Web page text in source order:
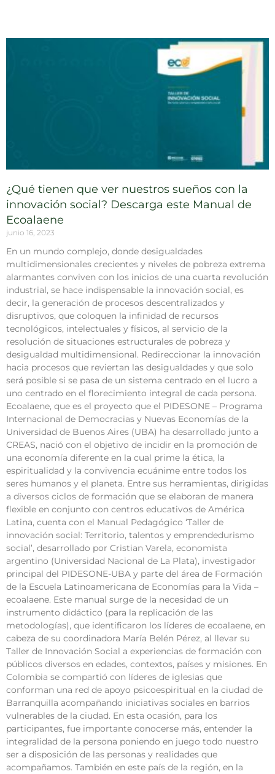
¿Qué tienen que ver nuestros sueños con la
innovación social? Descarga este Manual de
Ecoalaene
junio 16, 2023
En un mundo complejo, donde desigualdades
multidimensionales crecientes y niveles de pobreza extrema
alarmantes conviven con los inicios de una cuarta revolución
industrial, se hace indispensable la innovación social, es
decir, la generación de procesos descentralizados y
disruptivos, que coloquen la infinidad de recursos
tecnológicos, intelectuales y físicos, al servicio de la
resolución de situaciones estructurales de pobreza y
desigualdad multidimensional. Redireccionar la innovación
hacia procesos que reviertan las desigualdades y que solo
será posible si se pasa de un sistema centrado en el lucro a
uno centrado en el florecimiento integral de cada persona.
Ecoalaene, que es el proyecto que el PIDESONE – Programa
Internacional de Democracias y Nuevas Economías de la
Universidad de Buenos Aires (UBA) ha desarrollado junto a
CREAS, nació con el objetivo de incidir en la promoción de
una economía diferente en la cual prime la ética, la
espiritualidad y la convivencia ecuánime entre todos los
seres humanos y el planeta. Entre sus herramientas, dirigidas
a diversos ciclos de formación que se elaboran de manera
flexible en conjunto con centros educativos de América
Latina, cuenta con el Manual Pedagógico ‘Taller de
innovación social: Territorio, talentos y emprendedurismo
social’, desarrollado por Cristian Varela, economista
argentino (Universidad Nacional de La Plata), investigador
principal del PIDESONE-UBA y parte del área de Formación
de la Escuela Latinoamericana de Economías para la Vida –
ecoalaene. Este manual surge de la necesidad de un
instrumento didáctico (para la replicación de las
metodologías), que identificaron los líderes de ecoalaene, en
cabeza de su coordinadora María Belén Pérez, al llevar su
Taller de Innovación Social a experiencias de formación con
públicos diversos en edades, contextos, países y misiones. En
Colombia se compartió con líderes de iglesias que
conforman una red de apoyo psicoespiritual en la ciudad de
Barranquilla acompañando iniciativas sociales en barrios
vulnerables de la ciudad. En esta ocasión, para los
participantes, fue importante conocerse más, entender la
integralidad de la persona poniendo en juego todo nuestro
ser a disposición de las personas y realidades que
acompañamos. También en este país de la región, en la